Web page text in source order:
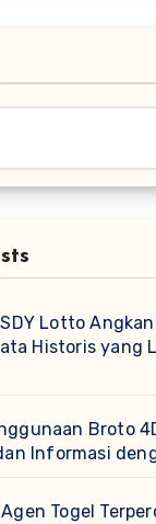
Lotto
Historis yang
Broto
Informasi
Togel